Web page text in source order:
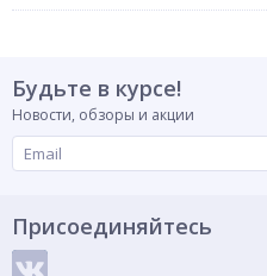
Будьте в курсе!
Новости, обзоры и акции
Присоединяйтесь